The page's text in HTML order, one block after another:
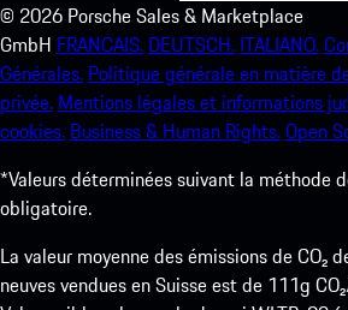
© 2026 Porsche Sales & Marketplace
GmbH FRANCAIS. DEUTSCH. ITALIANO.
Générales. Politique générale en matière
privée. Mentions légales et informations
cookies. Business & Human Rights.Open
*Valeurs déterminées suivant la méthode
obligatoire.
La valeur moyenne des émissions de CO₂
neuves vendues en Suisse est de 111g